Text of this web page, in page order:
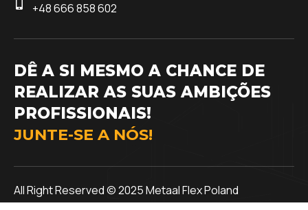
+48 666 858 602
DÊ A SI MESMO A CHANCE DE
REALIZAR AS SUAS AMBIÇÕES
PROFISSIONAIS!
All Right Reserved © 2025 Metaal Flex Poland